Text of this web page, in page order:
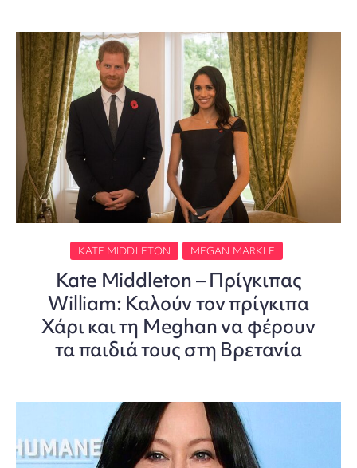
KATE MIDDLETON MEGAN MARKLE
Kate Middleton – Πρίγκιπας
William: Καλούν τον πρίγκιπα
Χάρι και τη Meghan να φέρουν
τα παιδιά τους στη Βρετανία